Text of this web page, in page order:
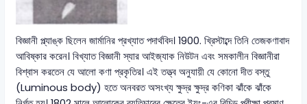
বিজ্ঞানী প্ল্যাঙ্ক ছিলেন জার্মানির প্রখ্যাত পদার্থবিদ। 1900. খ্রিস্টাব্দে তিনি তেজকণাবাদ
আবিষ্কার করেন। বিখ্যাত বিজ্ঞানী স্যার আইজ্যাক নিউটন এবং সমকালীন বিজ্ঞানীরা
বিশ্বাস করতেন যে আলো কণা প্রকৃতির। এই তত্ত্ব অনুযায়ী যে কোনো দীত বস্তু
(Luminous body) হতে অনবরত অসংখ্য ক্ষুদ্র ক্ষুদ্র কণিকা ঝাঁকে ঝাঁকে